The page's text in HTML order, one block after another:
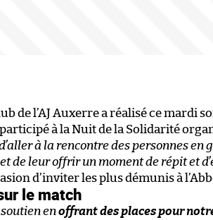
de l’AJ Auxerre a réalisé ce mardi
à la Nuit de la Solidarité
à la rencontre des personnes en
de leur offrir un moment de répit et
d’inviter les plus démunis à
le match
enoffrant des places pour